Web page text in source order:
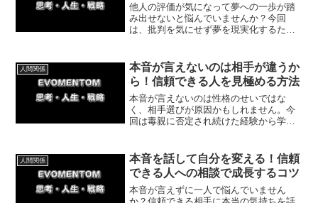
他人の評価が気になって夢への一歩が踏
み出せないと悩んでいませんか？今回
は、批判を気にせず夢を現実化するため
援してくれる人と繋がり、理想の未来を
引き寄せましょう！
人間関係
本音が言えないのは相手が違うか
ら！信頼できる人を見極める方法
本音が言えないのは性格のせいではな
く、相手選びが原因かもしれません。今
回は毒親に否定され続けた経験から学ん
していきます。
人間関係
本音を話して自分を変える！信頼
できる人への相談で成長するコツ
本音が言えずに一人で悩んでいません